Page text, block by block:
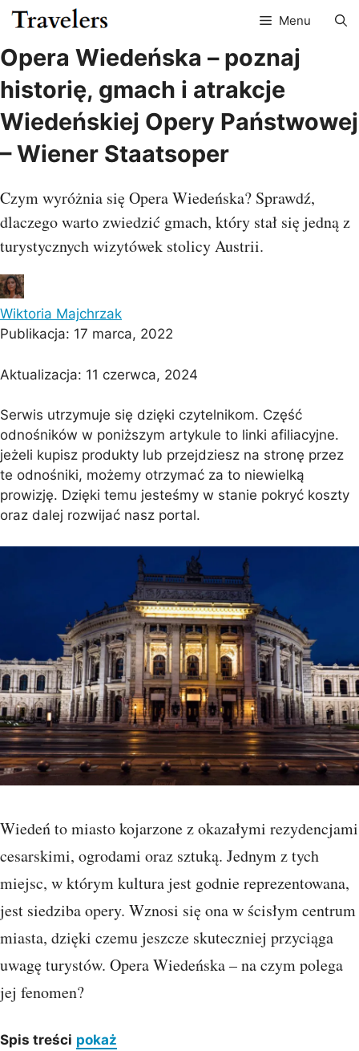
Przejdź
do
treści
Menu
Opera Wiedeńska – poznaj
historię, gmach i atrakcje
Wiedeńskiej Opery Państwowej
– Wiener Staatsoper
Czym wyróżnia się Opera Wiedeńska? Sprawdź,
dlaczego warto zwiedzić gmach, który stał się jedną z
turystycznych wizytówek stolicy Austrii.
Wiktoria Majchrzak
Publikacja: 17 marca, 2022
Aktualizacja: 11 czerwca, 2024
Serwis utrzymuje się dzięki czytelnikom. Część
odnośników w poniższym artykule to linki afiliacyjne.
jeżeli kupisz produkty lub przejdziesz na stronę przez
te odnośniki, możemy otrzymać za to niewielką
prowizję. Dzięki temu jesteśmy w stanie pokryć koszty
oraz dalej rozwijać nasz portal.
Wiedeń to miasto kojarzone z okazałymi rezydencjami
cesarskimi, ogrodami oraz sztuką. Jednym z tych
miejsc, w którym kultura jest godnie reprezentowana,
jest siedziba opery. Wznosi się ona w ścisłym centrum
miasta, dzięki czemu jeszcze skuteczniej przyciąga
uwagę turystów. Opera Wiedeńska – na czym polega
jej fenomen?
Spis treści pokaż